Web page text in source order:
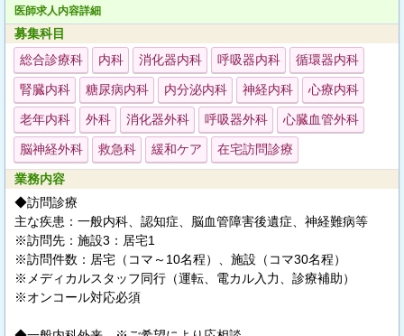
医師求人内容詳細
募集科目
総合診療科
内科 消化器内科 呼吸器内科 循環器内科
腎臓内科 糖尿病内科 内分泌内科 神経内科 心療内科
老年内科 外科 消化器外科 呼吸器外科 心臓血管外科
脳神経外科 救急科 緩和ケア 在宅訪問診療
業務内容
◆訪問診療
主な疾患：一般内科、認知症、脳血管障害後遺症、神経難病等
※訪問先：施設3：居宅1
※訪問件数：居宅（コマ～10名程）、施設（コマ30名程）
※メディカルスタッフ同行（運転、電カル入力、診療補助）
※オンコール対応必須